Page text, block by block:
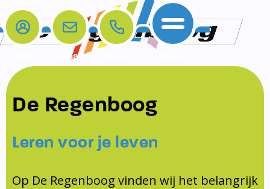
Home
De school
Opleiding en Stage
KomKids
Ouders
Ouders
Contact
Contact
Contact
Samenwerkingen
Schoollogopedist
E-mail
De Regenboog
Leren voor je leven
Op De Regenboog vinden wij het belangrijk